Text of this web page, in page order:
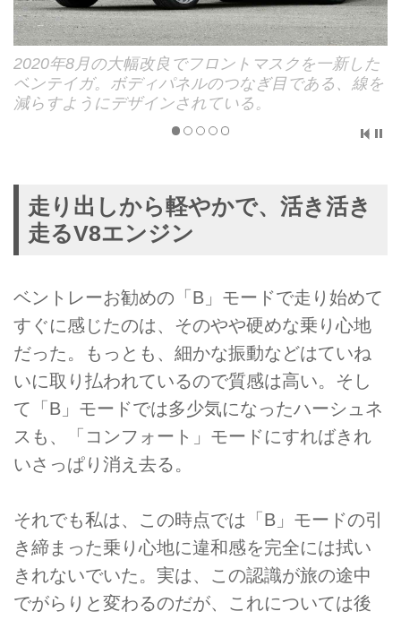
2020年8月の大幅改良でフロントマスクを一新した
ベンテイガ。ボディパネルのつなぎ目である、線を
減らすようにデザインされている。
走り出しから軽やかで、活き活き
走るV8エンジン
ベントレーお勧めの「B」モードで走り始めて
すぐに感じたのは、そのやや硬めな乗り心地
だった。もっとも、細かな振動などはていね
いに取り払われているので質感は高い。そし
て「B」モードでは多少気になったハーシュネ
スも、「コンフォート」モードにすればきれ
いさっぱり消え去る。
それでも私は、この時点では「B」モードの引
き締まった乗り心地に違和感を完全には拭い
きれないでいた。実は、この認識が旅の途中
でがらりと変わるのだが、これについては後